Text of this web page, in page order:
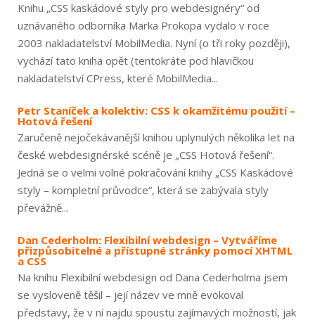
Knihu „CSS kaskádové styly pro webdesignéry“ od
uznávaného odborníka Marka Prokopa vydalo v roce
2003 nakladatelství MobilMedia. Nyní (o tři roky později),
vychází tato kniha opět (tentokráte pod hlavičkou
nakladatelství CPress, které MobilMedia...
Petr Staníček a kolektiv: CSS k okamžitému použití –
Hotová řešení
Zaručeně nejočekávanější knihou uplynulých několika let na
české webdesignérské scéně je „CSS Hotová řešení“.
Jedná se o velmi volné pokračování knihy „CSS Kaskádové
styly – kompletní průvodce“, která se zabývala styly
převážně...
Dan Cederholm: Flexibilní webdesign – Vytváříme
přizpůsobitelné a přístupné stránky pomocí XHTML
a CSS
Na knihu Flexibilní webdesign od Dana Cederholma jsem
se vysloveně těšil – její název ve mně evokoval
představy, že v ní najdu spoustu zajímavých možností, jak